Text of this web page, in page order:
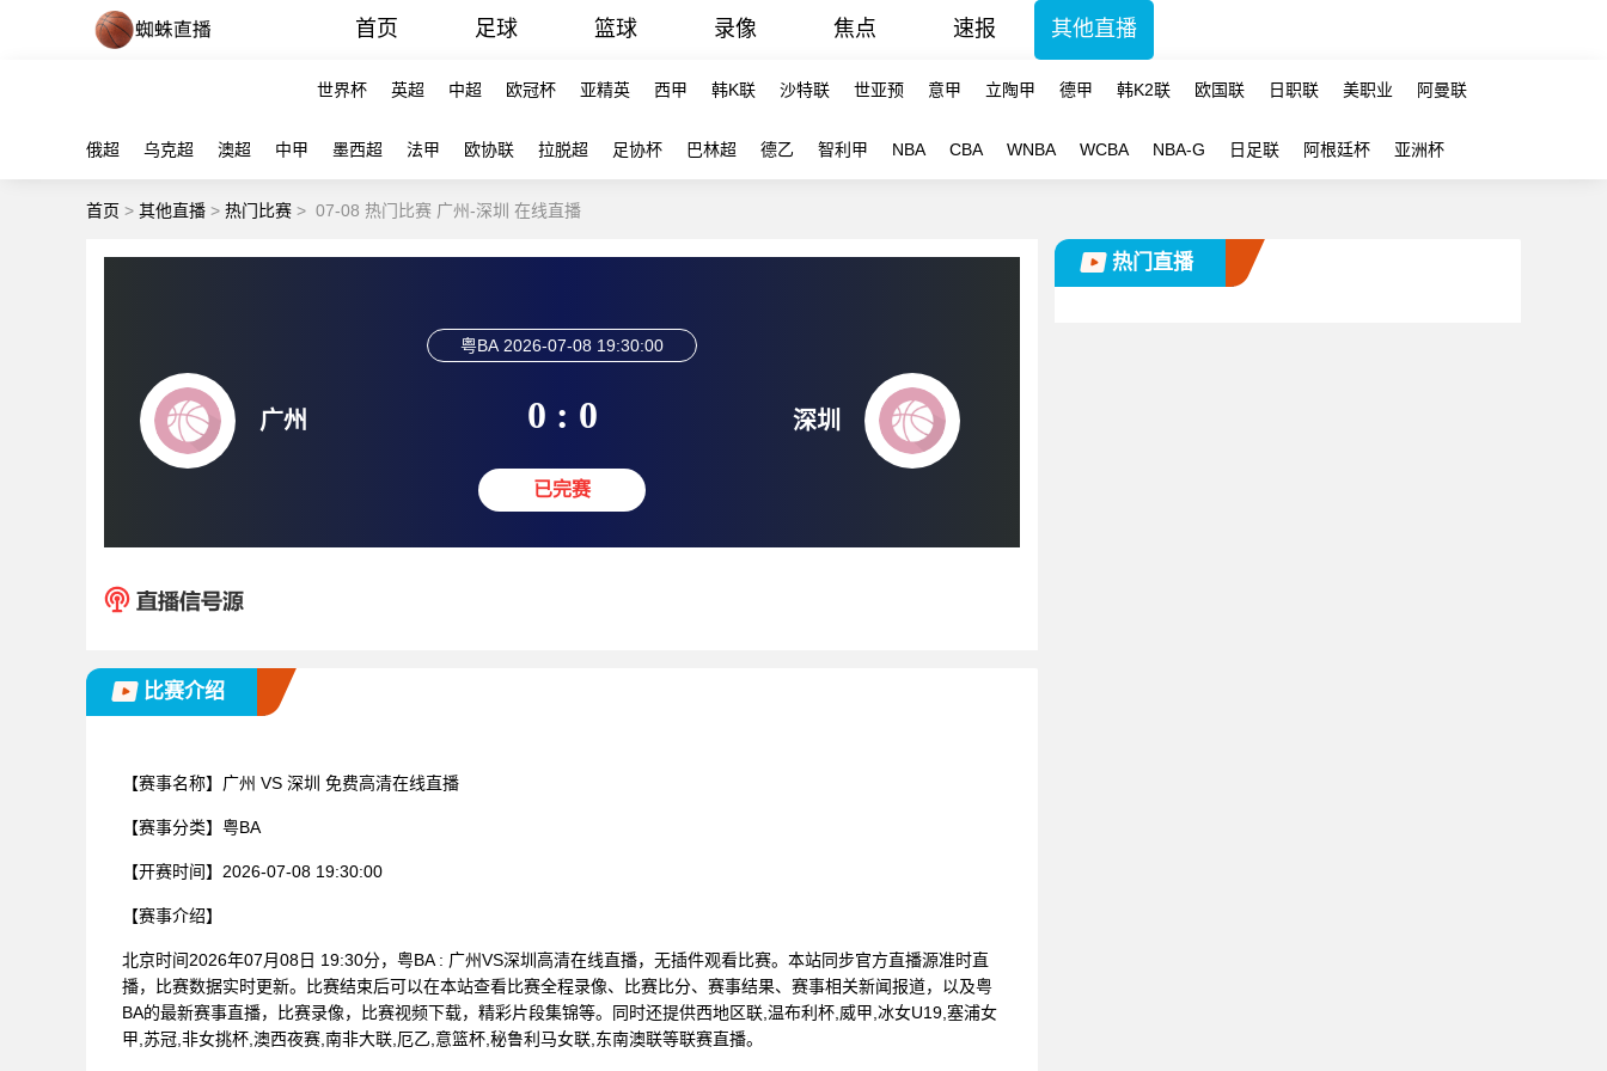
首页 足球 篮球 录像 焦点 速报 其他直播
世界杯 英超 中超 欧冠杯 亚精英 西甲 韩K联 沙特联 世亚预 意甲 立陶甲 德甲 韩K2联 欧国联 日职联 美职业 阿曼联
俄超 乌克超 澳超 中甲 墨西超 法甲 欧协联 拉脱超 足协杯 巴林超 德乙 智利甲 NBA CBA WNBA WCBA NBA-G 日足联 阿根廷杯 亚洲杯
首页 > 其他直播 > 热门比赛 > 07-08 热门比赛 广州-深圳 在线直播
广州
粤BA 2026-07-08 19:30:00
0 : 0
已完赛
深圳
比赛介绍
【赛事名称】 广州 VS 深圳 免费高清在线直播
【赛事分类】 粤BA
【开赛时间】 2026-07-08 19:30:00
【赛事介绍】
北京时间2026年07月08日 19:30分，粤BA : 广州VS深圳高清在线直播，无插件观看比赛。本站同步官方直播源准时直
播，比赛数据实时更新。比赛结束后可以在本站查看比赛全程录像、比赛比分、赛事结果、赛事相关新闻报道，以及粤
BA的最新赛事直播，比赛录像，比赛视频下载，精彩片段集锦等。同时还提供西地区联,温布利杯,威甲,冰女U19,塞浦女
甲,苏冠,非女挑杯,澳西夜赛,南非大联,厄乙,意篮杯,秘鲁利马女联,东南澳联等联赛直播。
热门直播